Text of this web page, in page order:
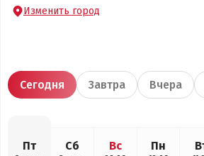
Изменить город
Сегодня Завтра Вчера
Пт Сб Вс Пн